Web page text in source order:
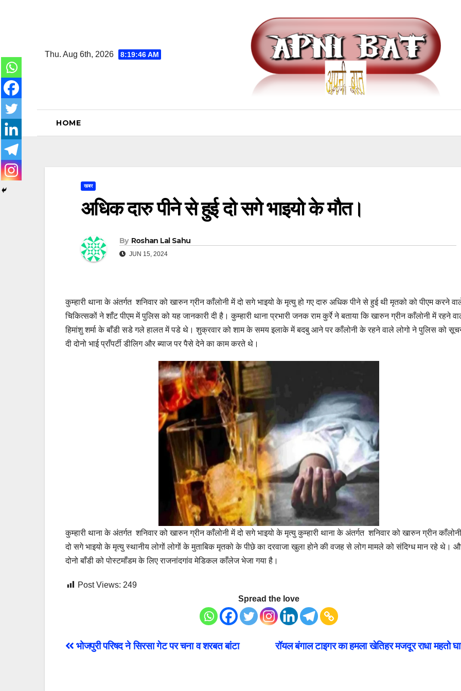
Thu. Aug 6th, 2026
8:19:47 AM
HOME
खबर
अधिक दारु पीने से हुई दो सगे भाइयो के मौत।
By Roshan Lal Sahu
JUN 15, 2024
कुम्हारी थाना के अंतर्गत शनिवार को खारुन ग्रीन काँलोनी में दो सगे भाइयो के मृत्यु हो गए दारु अधिक पीने से हुई थी मृतको को पीएम करने
चिकित्सकों ने शाँट पीएम में पुलिस को यह जानकारी दी है। कुम्हारी थाना प्रभारी जनक राम कुर्रे ने बताया कि खारुन ग्रीन काँलोनी में रहने
हिमांशु शर्मा के बाँडी सडे गले हालत में पडे थे। शुक्रवार को शाम के समय इलाके में बदबु आने पर काँलोनी के रहने वाले लोगो ने पुलिस को
दी दोनो भाई प्राँपर्टी डीलिग और ब्याज पर पैसे देने का काम करते थे।
कुम्हारी थाना के अंतर्गत शनिवार को खारुन ग्रीन काँलोनी में दो सगे भाइयो के मृत्यु कुम्हारी थाना के अंतर्गत शनिवार को खारुन ग्रीन
दो सगे भाइयो के मृत्यु स्थानीय लोगों लोगों के मुताबिक मृतको के पीछे का दरवाजा खुला होने की वजह से लोग मामले को संदिग्ध मान रहे थे।
दोनो बाँडी को पोस्टमाँडम के लिए राजनांदगांव मेडिकल काँलेज भेजा गया है।
Post Views: 249
Spread the love
Post
रॉयल बंगाल टाइगर का हमला खेतिहर मजदूर राधा महतो
भोजपुरी परिषद ने सिरसा गेट पर चना व शरबत बांटा